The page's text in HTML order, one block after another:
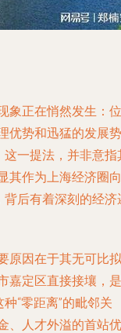
象正在悄然发生：位
优势和迅猛的发展势
这一提法，并非意指
其作为上海经济圈向
背后有着深刻的经济
原因在于其无可比拟
嘉定区直接接壤，是
“零距离”的毗邻关
、人才外溢的首站优